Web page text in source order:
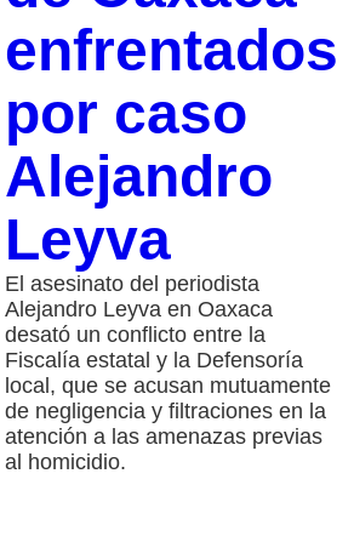
enfrentados
por caso
Alejandro
Leyva
El asesinato del periodista
Alejandro Leyva en Oaxaca
desató un conflicto entre la
Fiscalía estatal y la Defensoría
local, que se acusan mutuamente
de negligencia y filtraciones en la
atención a las amenazas previas
al homicidio.